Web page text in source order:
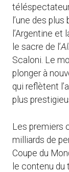
l’une des
l’Argentine et
le sacre de l’
Scaloni. Le
plonger à
qui reflètent
plus
Les premiers
milliards de
Coupe du
le contenu